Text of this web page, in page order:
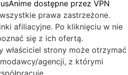
Anime dostępne przez VPN
prawa zastrzeżone.
afiliacyjne. Po kliknięciu w nie
się z ich ofertą.
właściciel strony może otrzymać
agencji, z którymi